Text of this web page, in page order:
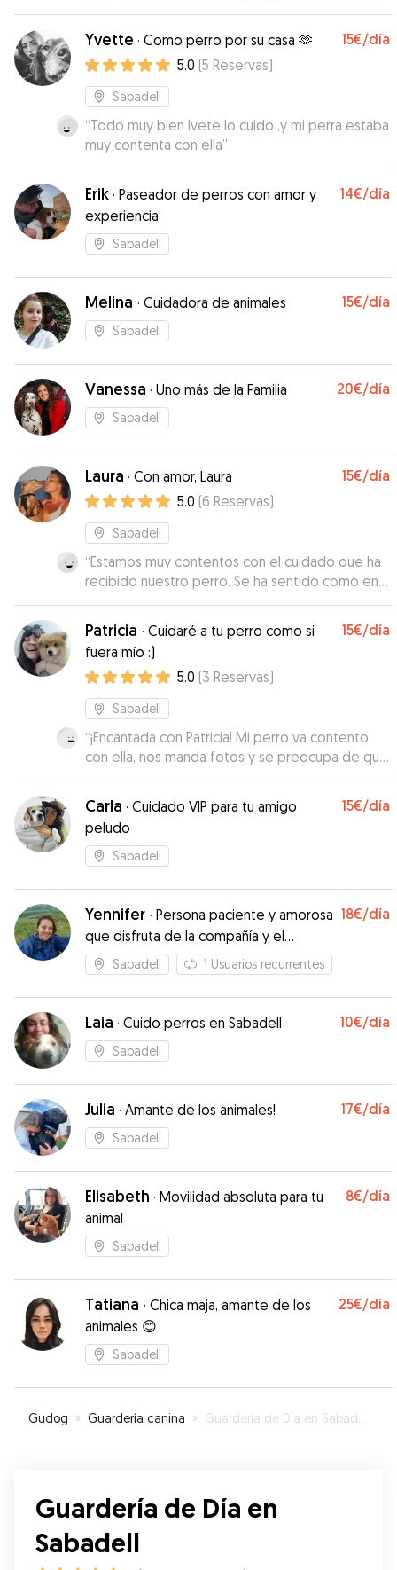
Dakota, ayudandola a progresar un poco con su
reactividad contra otros perros. Ademas esta en
contacto permanente contigo, enviandote
videos y comentarios. Una pasada
Yvette · Como perro por su casa 🫶 15€/día
5.0 (5 Reservas)
Sabadell
“Todo muy bien Ivete lo cuido ,y mi perra estaba
muy contenta con ella”
Erik · Paseador de perros con amor y
experiencia
14€/día
Sabadell
Melina · Cuidadora de animales 15€/día
Sabadell
Vanessa · Uno más de la Familia 20€/día
Sabadell
Laura · Con amor, Laura 15€/día
5.0 (6 Reservas)
Sabadell
“Estamos muy contentos con el cuidado que ha
recibido nuestro perro. Se ha sentido como en
casa, ha estado tranquilo y bien atendido
durante toda la estancia. Nos ha mantenido
informados y nos ha enviado fotos, lo que nos
ha dado mucha tranquilidad.
Patricia · Cuidaré a tu perro como si
fuera mío :)
15€/día
5.0 (3 Reservas)
Sabadell
“¡Encantada con Patricia! Mi perro va contento
con ella, nos manda fotos y se preocupa de que
esté bien y tranquilo. Recomendable 100%”
Carla · Cuidado VIP para tu amigo
peludo
15€/día
Sabadell
Yennifer · Persona paciente y amorosa
que disfruta de la compañía y el
cuidado de los animales
18€/día
Sabadell 1 Usuarios recurrentes
Laia · Cuido perros en Sabadell 10€/día
Sabadell
Julia · Amante de los animales! 17€/día
Sabadell
Elisabeth · Movilidad absoluta para tu
animal
8€/día
Sabadell
Tatiana · Chica maja, amante de los
animales 😊
25€/día
Sabadell
Gudog » Guardería canina » Guardería de Día en Sabadell
Guardería de Día en
Sabadell